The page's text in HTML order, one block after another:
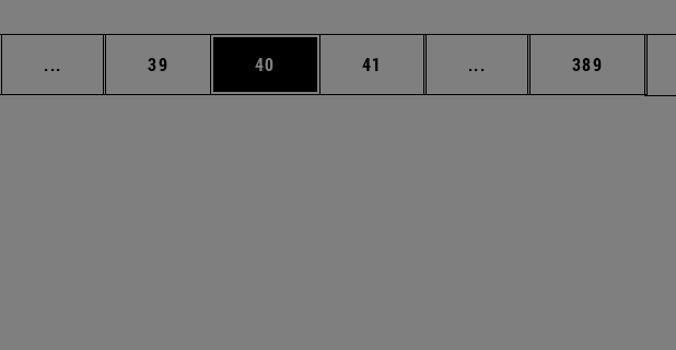
... Páginas intermedias Use TAB para desplazarse.
Página
39 Página
40 Página
41 ... Páginas intermedias
Página
389